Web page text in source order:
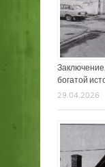
богатой
29.04.2026